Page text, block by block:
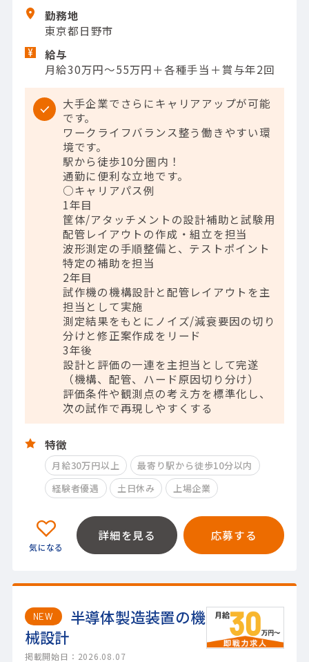
勤務地
東京都日野市
給与
月給30万円～55万円＋各種手当＋賞与年2回
大手企業でさらにキャリアアップが可能
です。
ワークライフバランス整う働きやすい環
境です。
駅から徒歩10分圏内！
通勤に便利な立地です。
○キャリアパス例
1年目
筐体/アタッチメントの設計補助と試験用
配管レイアウトの作成・組立を担当
波形測定の手順整備と、テストポイント
特定の補助を担当
2年目
試作機の機構設計と配管レイアウトを主
担当として実施
測定結果をもとにノイズ/減衰要因の切り
分けと修正案作成をリード
3年後
設計と評価の一連を主担当として完遂
（機構、配管、ハード原因切り分け）
評価条件や観測点の考え方を標準化し、
次の試作で再現しやすくする
特徴
月給30万円以上
最寄り駅から徒歩10分以内
経験者優遇
土日休み 上場企業
詳細を見る 応募する
NEW
半導体製造装置の機
械設計
掲載開始日：2026.08.07